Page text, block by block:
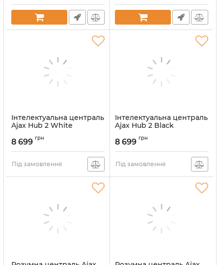
Інтелектуальна централь
Ajax Hub 2 White
Артикул: 000015024
8 699 грн
Під замовлення
Інтелектуальна централь
Ajax Hub 2 Black
Артикул: 000015393
8 699 грн
Під замовлення